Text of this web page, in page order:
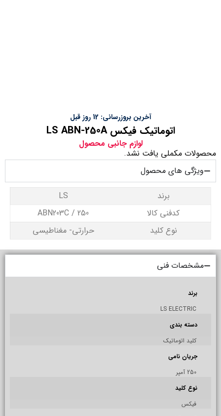
آخرین بروزرسانی: 12 روز قبل
اتوماتیک فیکس LS ABN-250A
لوازم جانبی محصول
محصولات مکملی یافت نشد.
ویژگی های محصول
برند
LS
کدفنی کالا
ABN203C / 250
نوع کلید
حرارتی- مغناطیسی
مشخصات فنی
برند
LS ELECTRIC
دسته بندی
کلید اتوماتیک
جریان نامی
250 آمپر
نوع کلید
فیکس